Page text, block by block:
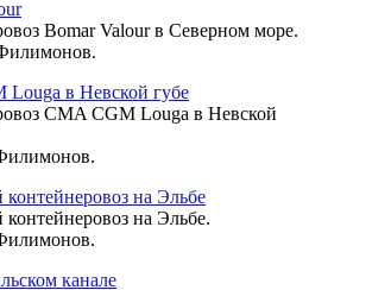
Bomar Valour в Северном море.
CMA CGM Louga в Невской
на Эльбе.